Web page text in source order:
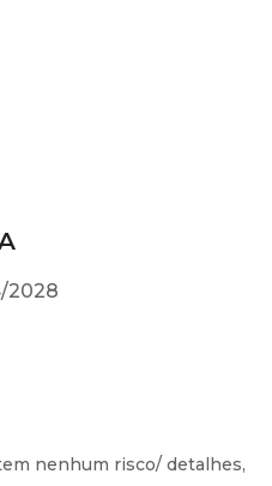
2028
nenhum risco/ detalhes,